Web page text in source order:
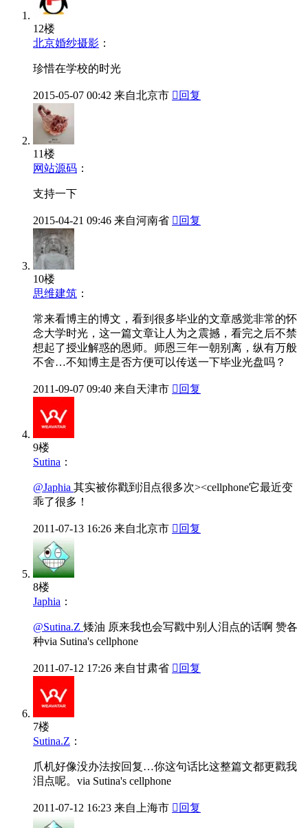
12楼
北京婚纱摄影 ：
珍惜在学校的时光
2015-05-07 00:42 来自北京市  回复
11楼
网站源码 ：
支持一下
2015-04-21 09:46 来自河南省  回复
10楼
思维建筑 ：
常来看博主的博文，看到很多毕业的文章感觉非常的怀
念大学时光，这一篇文章让人为之震撼，看完之后不禁
想起了授业解惑的恩师。师恩三年一朝别离，纵有万般
不舍…不知博主是否方便可以传送一下毕业光盘吗？
2011-09-07 09:40 来自天津市  回复
9楼
Sutina ：
@Japhia 其实被你戳到泪点很多次><cellphone它最近变
乖了很多！
2011-07-13 16:26 来自北京市  回复
8楼
Japhia ：
@Sutina.Z 矮油 原来我也会写戳中别人泪点的话啊 赞各
种via Sutina's cellphone
2011-07-12 17:26 来自甘肃省  回复
7楼
Sutina.Z ：
爪机好像没办法按回复…你这句话比这整篇文都更戳我
泪点呢。via Sutina's cellphone
2011-07-12 16:23 来自上海市  回复